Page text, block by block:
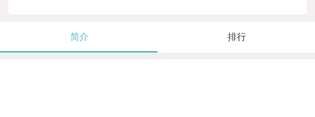
简介 排行